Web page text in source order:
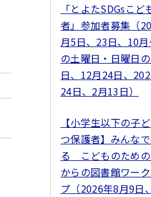
「とよたSDGsこど
者」参加者募集（
月5日、23日、10月
の土曜日・日曜日
日、12月24日、
24日、2月13日）
【小学生以下の子
つ保護者】みんな
る こどものため
からの図書館ワー
プ（2026年8月9日